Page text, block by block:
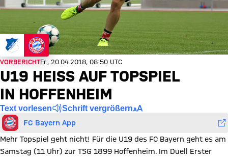
VORBERICHTFr., 20.04.2018, 08:50 UTC
U19 HEISS AUF TOPSPIEL I
N HOFFENHEIM
Text vorlesen Schrift vergrößern
FC Bayern App
Mehr Topspiel geht nicht! Für die U19 des FC Bayern geht es am
Samstag (11 Uhr) zur TSG 1899 Hoffenheim. Im Duell Erster